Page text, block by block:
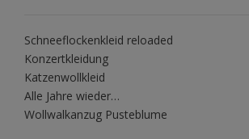
Schneeflockenkleid reloaded
Konzertkleidung
Katzenwollkleid
Alle Jahre wieder…
Wollwalkanzug Pusteblume